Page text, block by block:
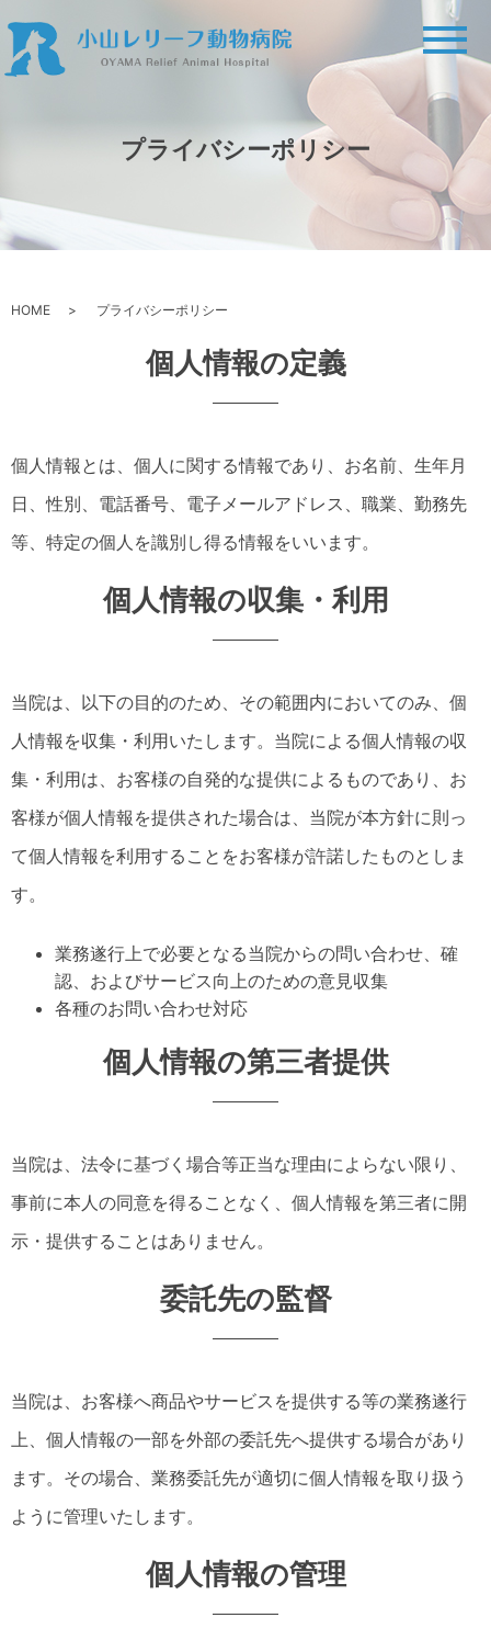
メ
プライバシーポリシー
HOME プライバシーポリシー
個人情報の定義
個人情報とは、個人に関する情報であり、お名前、生年月
日、性別、電話番号、電子メールアドレス、職業、勤務先
等、特定の個人を識別し得る情報をいいます。
個人情報の収集・利用
当院は、以下の目的のため、その範囲内においてのみ、個
人情報を収集・利用いたします。当院による個人情報の収
集・利用は、お客様の自発的な提供によるものであり、お
客様が個人情報を提供された場合は、当院が本方針に則っ
て個人情報を利用することをお客様が許諾したものとしま
す。
業務遂行上で必要となる当院からの問い合わせ、確
認、およびサービス向上のための意見収集
各種のお問い合わせ対応
個人情報の第三者提供
当院は、法令に基づく場合等正当な理由によらない限り、
事前に本人の同意を得ることなく、個人情報を第三者に開
示・提供することはありません。
委託先の監督
当院は、お客様へ商品やサービスを提供する等の業務遂行
上、個人情報の一部を外部の委託先へ提供する場合があり
ます。その場合、業務委託先が適切に個人情報を取り扱う
ように管理いたします。
個人情報の管理